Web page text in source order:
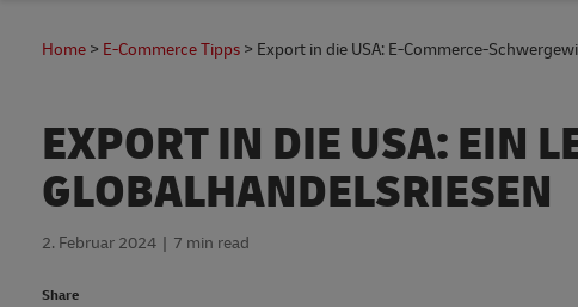
Home E-Commerce Tipps Export in die USA: E-Commerce-
EXPORT IN DIE USA: EIN
GLOBALHANDELSRIESEN
2. Februar 2024 7 min read
Share